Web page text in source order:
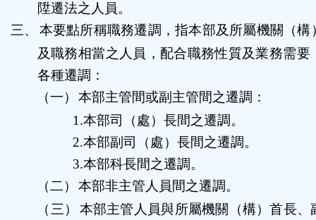
陞遷法之人員。
三、
本要點所稱職務遷調，指本部及所屬機關（構
及職務相當之人員，配合職務性質及業務需要
各種遷調：
（一） 本部主管間或副主管間之遷調：
1.本部司（處）長間之遷調。
2.本部副司（處）長間之遷調。
3.本部科長間之遷調。
（二） 本部非主管人員間之遷調。
（三）
本部主管人員與所屬機關（構）首長、